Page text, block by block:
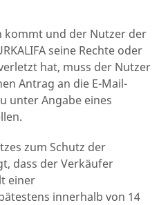
kommt und der Nutzer der
seine Rechte oder
hat, muss der Nutzer
Antrag an die E-Mail-
unter Angabe eines
zum Schutz der
dass der Verkäufer
einer
innerhalb von 14